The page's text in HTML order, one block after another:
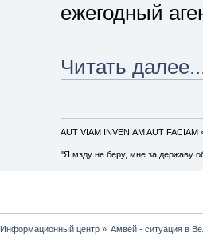
ежегодный
Читать
AUT VIAM INVENIAM AUT FACIAM
"Я мзду не беру, мне за державу
Информационный центр» Амвей - ситуация в